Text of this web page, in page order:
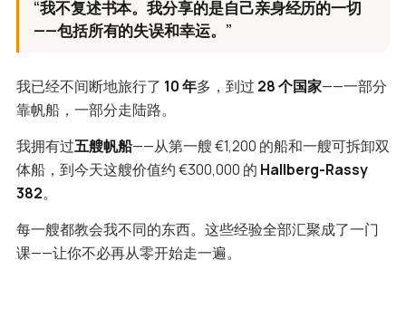
“我不复述书本。我分享的是自己亲身经历的一切
——包括所有的失误和幸运。”
我已经不间断地旅行了 10 年多，到过 28 个国家——一部分
靠帆船，一部分走陆路。
我拥有过五艘帆船——从第一艘 €1,200 的船和一艘可拆卸双
体船，到今天这艘价值约 €300,000 的 Hallberg-Rassy
382。
每一艘都教会我不同的东西。这些经验全部汇聚成了一门
课——让你不必再从零开始走一遍。